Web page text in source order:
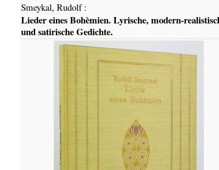
Smeykal, Rudolf:
Lieder eines Bohèmien. Lyrische, modern-
und satirische Gedichte.